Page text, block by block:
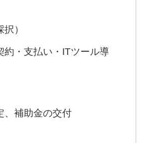
）
約・支払い・ITツール導
、補助金の交付